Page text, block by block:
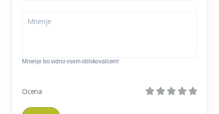
Mnenje bo vidno vsem obiskovalcem!
Ocena